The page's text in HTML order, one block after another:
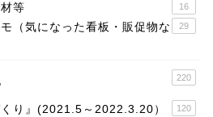
等 16
（気になった看板・販促物な
29
220
り』(2021.5～2022.3.20） 120